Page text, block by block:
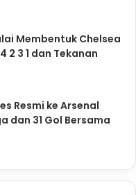
Membentuk Chelsea
2 3 1 dan Tekanan
Resmi ke Arsenal
dan 31 Gol Bersama